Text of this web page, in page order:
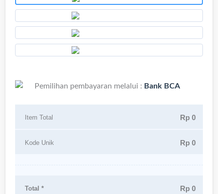
Pemilihan pembayaran melalui : Bank BCA
Item Total Rp 0
Kode Unik Rp 0
Total * Rp 0